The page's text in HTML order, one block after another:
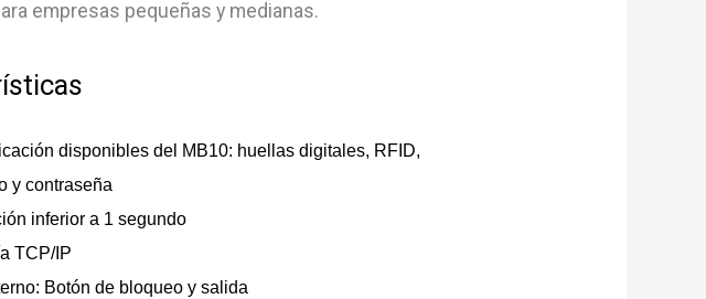
empresas pequeñas y medianas.
disponibles del MB10: huellas digitales, RFID,
y contraseña
inferior a 1 segundo
TCP/IP
Botón de bloqueo y salida